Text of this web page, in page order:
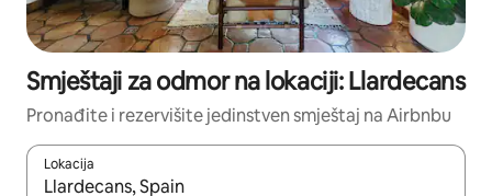
Smještaji za odmor na lokaciji: Llardecans
Pronađite i rezervišite jedinstven smještaj na Airbnbu
Lokacija
Kad rezultati budu dostupni, krećite se gore i dolje pomoću